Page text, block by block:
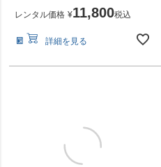
レンタル価格 ¥11,800税込
詳細を見る